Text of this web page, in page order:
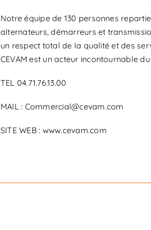
Notre équipe de 130 personnes
alternateurs, démarreurs et
un respect total de la qualité et des
CEVAM est un acteur incontournable
TEL 04.71.76.13.00
MAIL : Commercial@cevam.com
SITE WEB : www.cevam.com